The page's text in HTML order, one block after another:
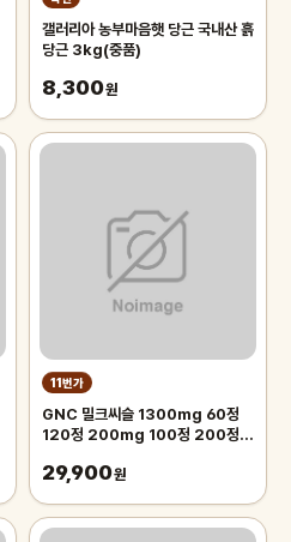
갤러리아 농부마음햇 당근 국내산 흙
당근 3kg(중품)
8,300원
11번가
GNC 밀크씨슬 1300mg 60정
120정 200mg 100정 200정
29,900원